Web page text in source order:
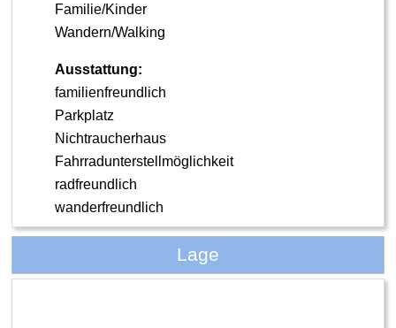
Familie/Kinder
Wandern/Walking
Ausstattung:
familienfreundlich
Parkplatz
Nichtraucherhaus
Fahrradunterstellmöglichkeit
radfreundlich
wanderfreundlich
Lage